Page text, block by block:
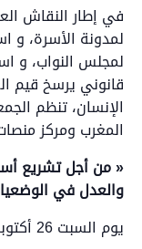
في إطار النقاش
لمدونة الأسرة، و
لمجلس النواب، و
قانوني يرسخ قيم
الإنسان، تنظم
المغرب ومركز
«من أجل تشريع
والعدل في
يوم السبت 26 أكتوبر 2024 على الساعة 9.30 صباحا